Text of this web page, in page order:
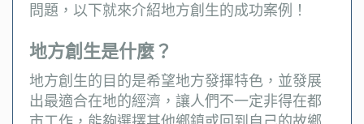
問題，以下就來介紹地方創生的成功案例！
地方創生是什麼？
地方創生的目的是希望地方發揮特色，並發展
出最適合在地的經濟，讓人們不一定非得在都